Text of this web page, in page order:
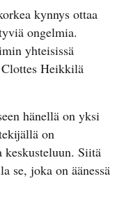
kynnys ottaa
ongelmia.
yhteisissä
Heikkilä
hänellä on yksi
on
keskusteluun. Siitä
se, joka on äänessä